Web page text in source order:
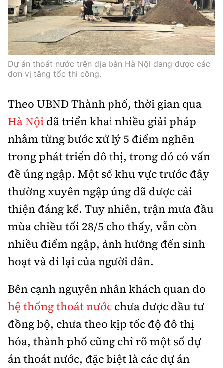
Nhà thầu
Mời thầu - Đấu thầu
Thi viết về GTVT
Gương sáng giao thông
Âm nhạc
Hậu trường sao
360 độ thể thao
Sản phẩm mới
Tư vấn
Thế giới
Thời sự Quốc tế
Hồ sơ tài liệu
Thế giới giao thông
Thế giới xây dựng
Đi ++
Du lịch
Lối sống
Ẩm thực
Video
Camera giao thông
Câu chuyện giao thông
Giải trí - Thể thao
Cơ quan chủ quản: Bộ Xây dựng
Giấy phép số: 03/GP-BVHTTDL, cấp ngày 1/4/2025.
Tòa soạn: Số 2 Nguyễn Công Hoan, phường Giảng Võ,
Hà Nội.
Tổng biên tập: Nguyễn Thị Hồng Nga
Phó Tổng biên tập:Nguyễn Sơn Tùng,
Nguyễn Đức Thắng, La Đức Hùng
0901 514 7990915 057 282
Email:bandoc@baoxaydung.vn
Cấm sao chép dưới mọi hình thức nếu không có sự
chấp thuận bằng văn bản.
Dự án thoát nước trên địa bàn Hà Nội đang được các
đơn vị tăng tốc thi công.
Theo UBND Thành phố, thời gian qua
Hà Nội đã triển khai nhiều giải pháp
nhằm từng bước xử lý 5 điểm nghẽn
trong phát triển đô thị, trong đó có vấn
đề úng ngập. Một số khu vực trước đây
thường xuyên ngập úng đã được cải
thiện đáng kể. Tuy nhiên, trận mưa đầu
mùa chiều tối 28/5 cho thấy, vẫn còn
nhiều điểm ngập, ảnh hưởng đến sinh
hoạt và đi lại của người dân.
Bên cạnh nguyên nhân khách quan do
hệ thống thoát nước chưa được đầu tư
đồng bộ, chưa theo kịp tốc độ đô thị
hóa, thành phố cũng chỉ rõ một số dự
án thoát nước, đặc biệt là các dự án